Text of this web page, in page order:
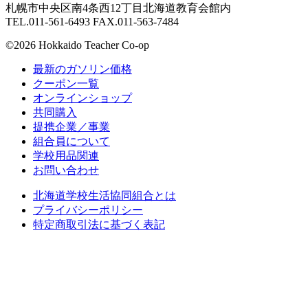
札幌市中央区南4条西12丁目北海道教育会館内
TEL.011-561-6493 FAX.011-563-7484
©2026 Hokkaido Teacher Co-op
最新のガソリン価格
クーポン一覧
オンラインショップ
共同購入
提携企業／事業
組合員について
学校用品関連
お問い合わせ
北海道学校生活協同組合とは
プライバシーポリシー
特定商取引法に基づく表記